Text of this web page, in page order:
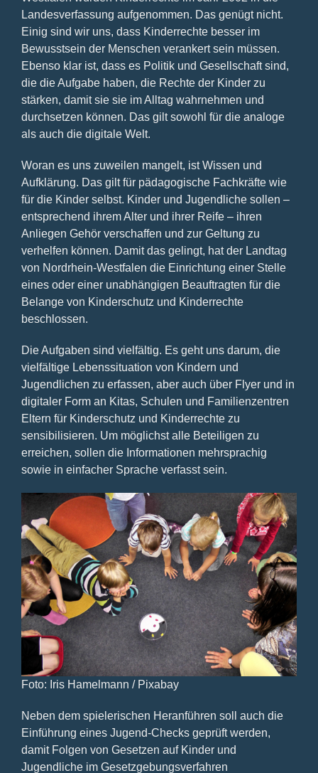
Landesverfassung aufgenommen. Das genügt nicht.
Einig sind wir uns, dass Kinderrechte besser im
Bewusstsein der Menschen verankert sein müssen.
Ebenso klar ist, dass es Politik und Gesellschaft sind,
die die Aufgabe haben, die Rechte der Kinder zu
stärken, damit sie sie im Alltag wahrnehmen und
durchsetzen können. Das gilt sowohl für die analoge
als auch die digitale Welt.
Woran es uns zuweilen mangelt, ist Wissen und
Aufklärung. Das gilt für pädagogische Fachkräfte wie
für die Kinder selbst. Kinder und Jugendliche sollen –
entsprechend ihrem Alter und ihrer Reife – ihren
Anliegen Gehör verschaffen und zur Geltung zu
verhelfen können. Damit das gelingt, hat der Landtag
von Nordrhein-Westfalen die Einrichtung einer Stelle
eines oder einer unabhängigen Beauftragten für die
Belange von Kinderschutz und Kinderrechte
beschlossen.
Die Aufgaben sind vielfältig. Es geht uns darum, die
vielfältige Lebenssituation von Kindern und
Jugendlichen zu erfassen, aber auch über Flyer und in
digitaler Form an Kitas, Schulen und Familienzentren
Eltern für Kinderschutz und Kinderrechte zu
sensibilisieren. Um möglichst alle Beteiligen zu
erreichen, sollen die Informationen mehrsprachig
sowie in einfacher Sprache verfasst sein.
Foto: Iris Hamelmann / Pixabay
Neben dem spielerischen Heranführen soll auch die
Einführung eines Jugend-Checks geprüft werden,
damit Folgen von Gesetzen auf Kinder und
Jugendliche im Gesetzgebungsverfahren